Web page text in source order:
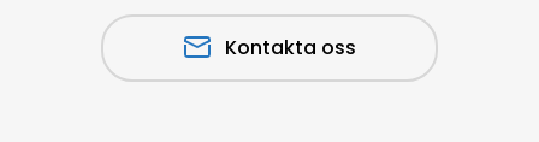
Kontakta oss